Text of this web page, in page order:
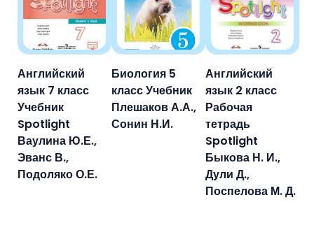
Английский
язык 7 класс
Учебник
Spotlight
Ваулина Ю.Е.,
Эванс В.,
Подоляко О.Е.
Биология 5
класс Учебник
Плешаков А.А.,
Сонин Н.И.
Английский
язык 2 класс
Рабочая
тетрадь
Spotlight
Быкова Н. И.,
Дули Д.,
Поспелова М. Д.